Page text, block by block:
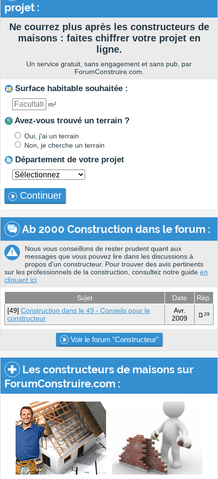
projet :
Ne courrez plus après les constructeurs de
maisons : faites chiffrer votre projet en
ligne.
Un service gratuit, sans engagement et sans pub, par
ForumConstruire.com.
Surface habitable souhaitée :
m²
Avez-vous trouvé un terrain ?
Oui, j'ai un terrain
Non, je cherche un terrain
Département de votre projet
Continuer
Ab 2000 Construction dans le forum :
Nous vous conseillons de rester prudent quant aux
messages que vous pouvez lire dans les discussions à
propos d'un constructeur. Pour trouver des avis pertinents
sur les professionnels de la construction, consultez notre guide en
cliquant ici
Sujet Date
Rép.
[49] Construction dans le 49 - Conseils pour le
constructeur
Avr.
2009
29
Voir le forum "Constructeur"
Les constructeurs de maisons sur
ForumConstruire.com :